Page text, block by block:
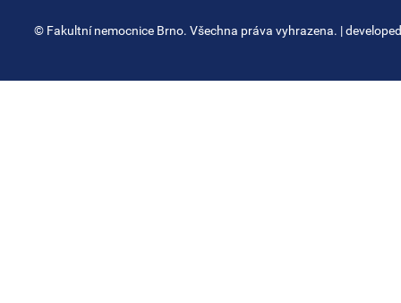
© Fakultní nemocnice Brno. Všechna práva vyhrazena. |